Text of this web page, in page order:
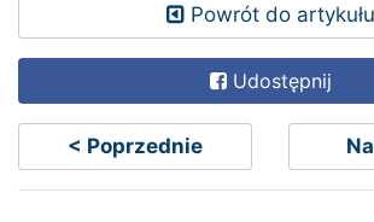
Powrót do artykułu
Udostępnij
< Poprzednie